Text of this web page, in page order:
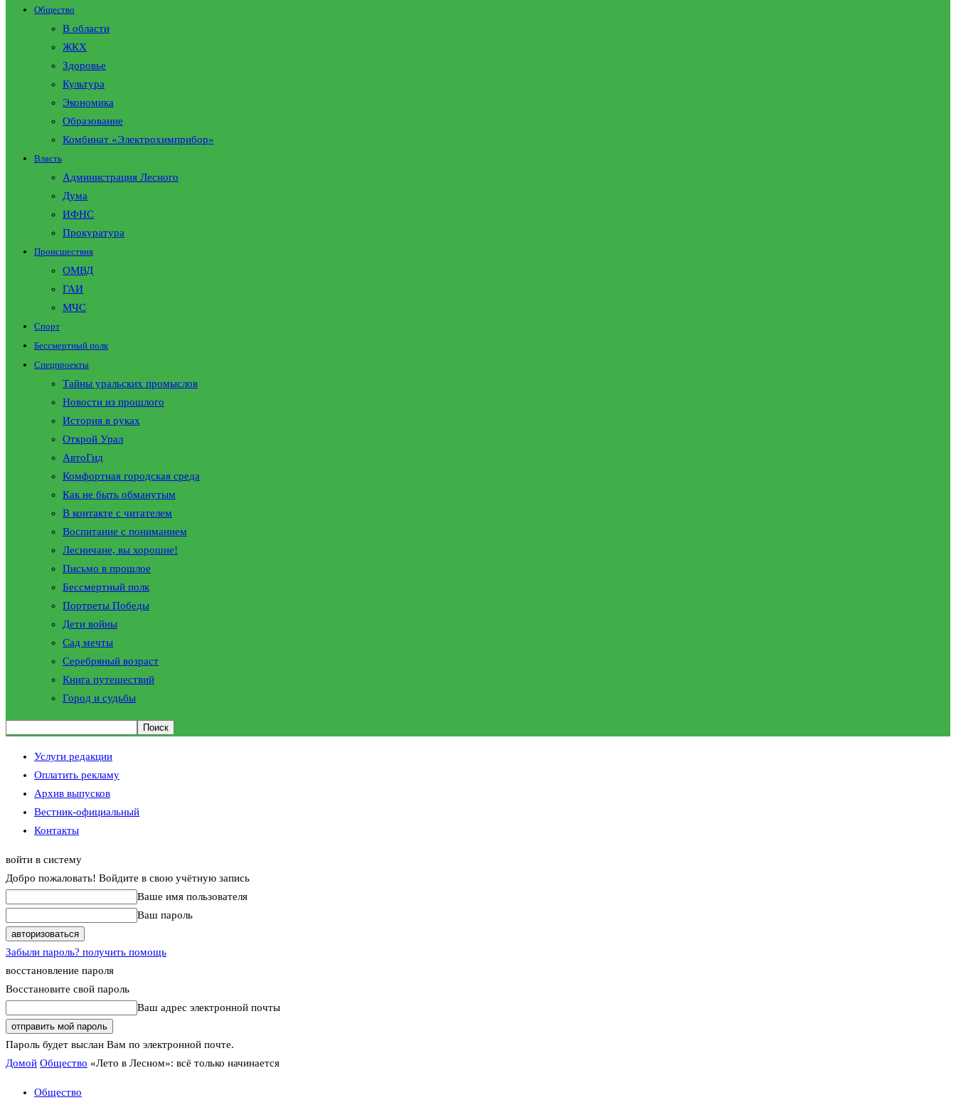
Общество
В области
ЖКХ
Здоровье
Культура
Экономика
Образование
Комбинат «Электрохимприбор»
Власть
Администрация Лесного
Дума
ИФНС
Прокуратура
Происшествия
ОМВД
ГАИ
МЧС
Спорт
Бессмертный полк
Спецпроекты
Тайны уральских промыслов
Новости из прошлого
История в руках
Открой Урал
АвтоГид
Комфортная городская среда
Как не быть обманутым
В контакте с читателем
Воспитание с пониманием
Лесничане, вы хорошие!
Письмо в прошлое
Бессмертный полк
Портреты Победы
Дети войны
Сад мечты
Серебряный возраст
Книга путешествий
Город и судьбы
Услуги редакции
Оплатить рекламу
Архив выпусков
Вестник-официальный
Контакты
войти в систему
Добро пожаловать! Войдите в свою учётную запись
Ваше имя пользователя
Ваш пароль
Забыли пароль? получить помощь
восстановление пароля
Восстановите свой пароль
Ваш адрес электронной почты
Пароль будет выслан Вам по электронной почте.
Домой Общество «Лето в Лесном»: всё только начинается
Общество